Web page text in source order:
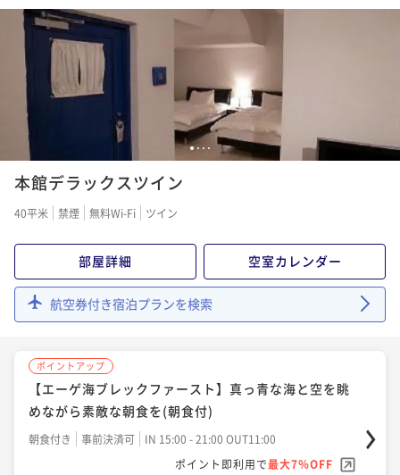
イタリアンで贅沢なひとときを（2食付）
二食付き
123 4
本館デラックスツイン
40平米 禁煙 無料Wi-Fi ツイン
部屋詳細 空室カレンダー
航空券付き宿泊プランを検索
ポイントアップ
【エーゲ海ブレックファースト】真っ青な海と空を眺
めながら素敵な朝食を(朝食付)
朝食付き 事前決済可
IN 15:00 - 21:00 OUT11:00
ポイント即利用で最大7％OFF